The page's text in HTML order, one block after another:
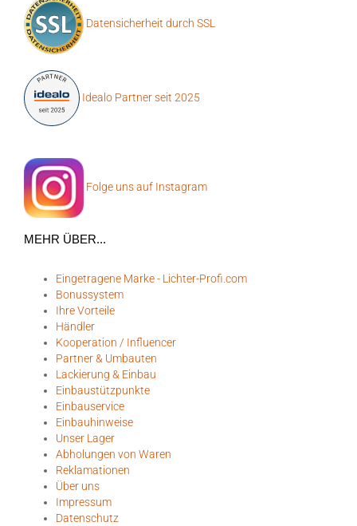
Datensicherheit durch SSL
Idealo Partner seit 2025
Folge uns auf Instagram
MEHR ÜBER...
Eingetragene Marke - Lichter-Profi.com
Bonussystem
Ihre Vorteile
Händler
Kooperation / Influencer
Partner & Umbauten
Lackierung & Einbau
Einbaustützpunkte
Einbauservice
Einbauhinweise
Unser Lager
Abholungen von Waren
Reklamationen
Über uns
Impressum
Datenschutz